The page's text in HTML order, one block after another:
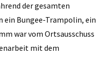
der gesamten
ein Bungee-Trampolin, ein
war vom Ortsausschuss
mit dem